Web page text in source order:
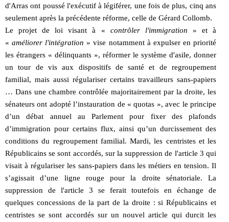
d'Arras ont poussé l'exécutif à légiférer, une fois de plus, cinq ans
seulement après la précédente réforme, celle de Gérard Collomb.
Le projet de loi visant à « contrôler l'immigration » et à
«améliorer l'intégration » vise notamment à expulser en priorité
les étrangers « délinquants », réformer le système d'asile, donner
un tour de vis aux dispositifs de santé et de regroupement
familial, mais aussi régulariser certains travailleurs sans-papiers
… Dans une chambre contrôlée majoritairement par la droite, les
sénateurs ont adopté l’instauration de « quotas », avec le principe
d’un débat annuel au Parlement pour fixer des plafonds
d’immigration pour certains flux, ainsi qu’un durcissement des
conditions du regroupement familial. Mardi, les centristes et les
Républicains se sont accordés, sur la suppression de l'article 3 qui
visait à régulariser les sans-papiers dans les métiers en tension. Il
s’agissait d’une ligne rouge pour la droite sénatoriale. La
suppression de l'article 3 se ferait toutefois en échange de
quelques concessions de la part de la droite : si Républicains et
centristes se sont accordés sur un nouvel article qui durcit les